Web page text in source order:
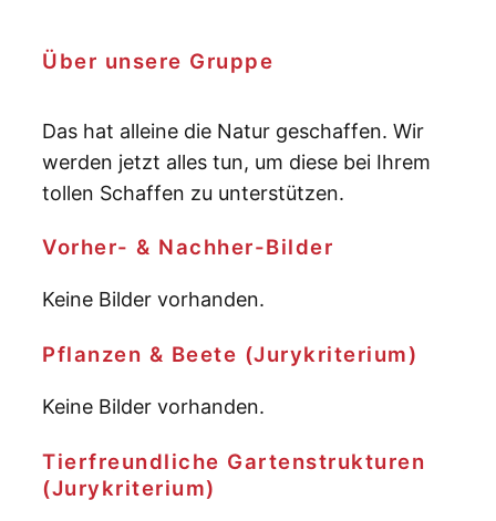
Über unsere Gruppe
Das hat alleine die Natur geschaffen. Wir
werden jetzt alles tun, um diese bei Ihrem
tollen Schaffen zu unterstützen.
Vorher- & Nachher-Bilder
Keine Bilder vorhanden.
Pflanzen & Beete (Jurykriterium)
Keine Bilder vorhanden.
Tierfreundliche Gartenstrukturen
(Jurykriterium)